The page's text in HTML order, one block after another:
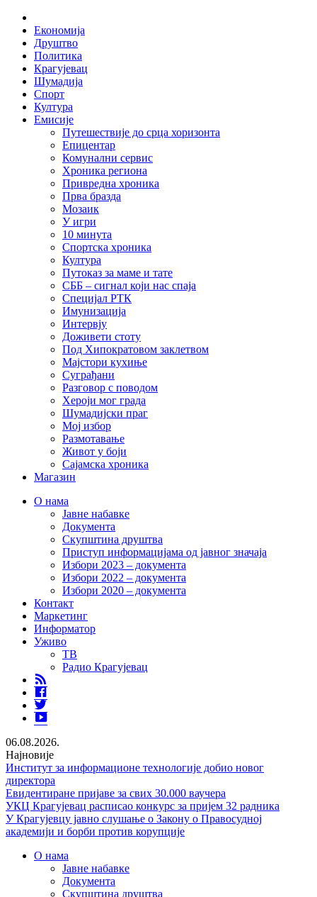
Skip
content
Економија
Друштво
Политика
Крагујевац
Шумадија
Спорт
Култура
Емисије
Путешествије до срца хоризонта
Епицентар
Комунални сервис
Хроника региона
Привредна хроника
Прва бразда
Мозаик
У игри
10 минута
Спортска хроника
Култура
Путоказ за маме и тате
СББ – сигнал који нас спаја
Специјал РТК
Имунизација
Интервју
Доживети стоту
Под Хипократовом заклетвом
Мајстори кухиње
Суграђани
Разговор с поводом
Хероји мог града
Шумадијски праг
Мој избор
Размотавање
Живот у боји
Сајамска хроника
Магазин
О нама
Јавне набавке
Документа
Скупштина друштва
Приступ информацијама од јавног значаја
Избори 2023 – документа
Избори 2022 – документа
Избори 2020 – документа
Контакт
Маркетинг
Информатор
Уживо
ТВ
Радио Крагујевац
Youtube
06.08.2026.
Најновије
Институт за информационе технологије добио новог
директора
Евидентиране пријаве за свих 30.000 ваучера
УКЦ Крагујевац расписао конкурс за пријем 32 радника
У Крагујевцу јавно слушање о Закону о Правосудној
академији и борби против корупције
О нама
Јавне набавке
Документа
Скупштина друштва